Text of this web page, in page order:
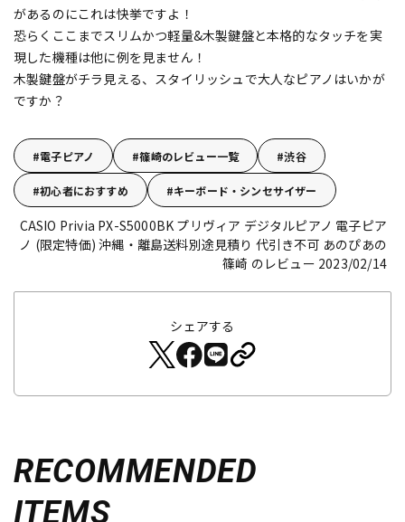
があるのにこれは快挙ですよ！
恐らくここまでスリムかつ軽量&木製鍵盤と本格的なタッチを実
現した機種は他に例を見ません！
木製鍵盤がチラ見える、スタイリッシュで大人なピアノはいかが
ですか？
電子ピアノ 篠崎のレビュー一覧 渋谷
初心者におすすめ キーボード・シンセサイザー
CASIO Privia PX-S5000BK プリヴィア デジタルピアノ 電子ピア
ノ (限定特価) 沖縄・離島送料別途見積り 代引き不可 あのぴあの
篠崎 のレビュー 2023/02/14
シェアする
RECOMMENDED
ITEMS